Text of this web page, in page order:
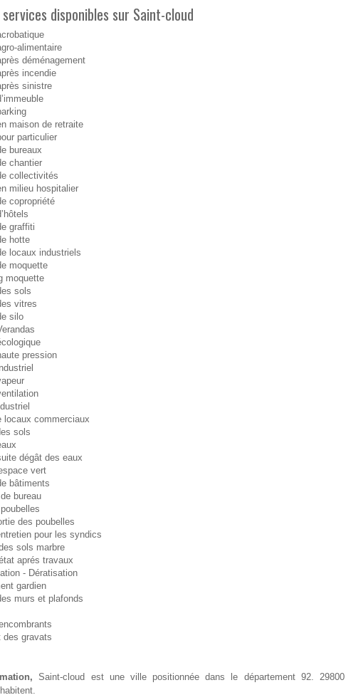
disponibles sur Saint-cloud
alimentaire
déménagement
incendie
sinistre
maison de retraite
particulier
bureaux
chantier
collectivités
milieu hospitalier
copropriété
graffiti
hotte
locaux industriels
moquette
moquette
sols
vitres
silo
pression
locaux commerciaux
sols
dégât des eaux
vert
bâtiments
bureau
des poubelles
pour les syndics
sols marbre
aprés travaux
- Dératisation
gardien
murs et plafonds
des gravats
Saint-cloud est une ville positionnée dans le département 92. 29800